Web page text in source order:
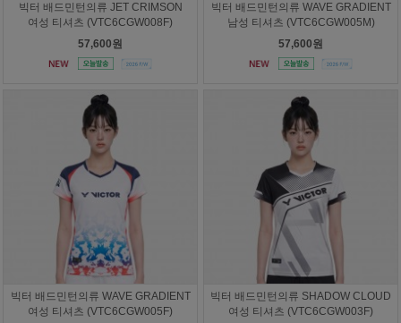
빅터 배드민턴의류 JET CRIMSON
여성 티셔츠 (VTC6CGW008F)
57,600원
빅터 배드민턴의류 WAVE GRADIENT
남성 티셔츠 (VTC6CGW005M)
57,600원
빅터 배드민턴의류 WAVE GRADIENT
여성 티셔츠 (VTC6CGW005F)
빅터 배드민턴의류 SHADOW CLOUD
여성 티셔츠 (VTC6CGW003F)